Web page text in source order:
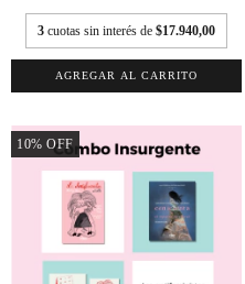
3 cuotas sin interés de $17.940,00
10% OFF